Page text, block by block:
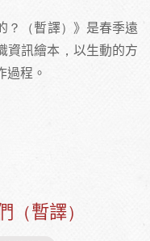
？（暫譯）》是春季遠
資訊繪本，以生動的方
程。
（暫譯）